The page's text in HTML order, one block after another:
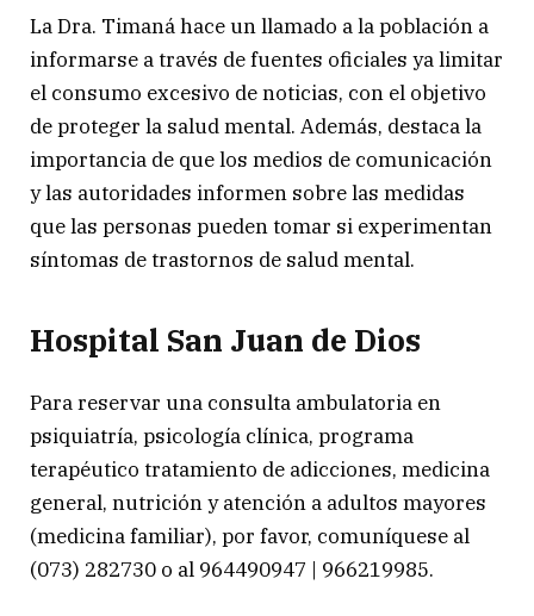
La Dra. Timaná hace un llamado a la población a
informarse a través de fuentes oficiales ya limitar
el consumo excesivo de noticias, con el objetivo
de proteger la salud mental. Además, destaca la
importancia de que los medios de comunicación
y las autoridades informen sobre las medidas
que las personas pueden tomar si experimentan
síntomas de trastornos de salud mental.
Hospital San Juan de Dios
Para reservar una consulta ambulatoria en
psiquiatría, psicología clínica, programa
terapéutico tratamiento de adicciones, medicina
general, nutrición y atención a adultos mayores
(medicina familiar), por favor, comuníquese al
(073) 282730 o al 964490947 | 966219985.